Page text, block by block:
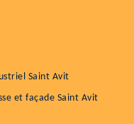
Saint Avit
et façade Saint Avit